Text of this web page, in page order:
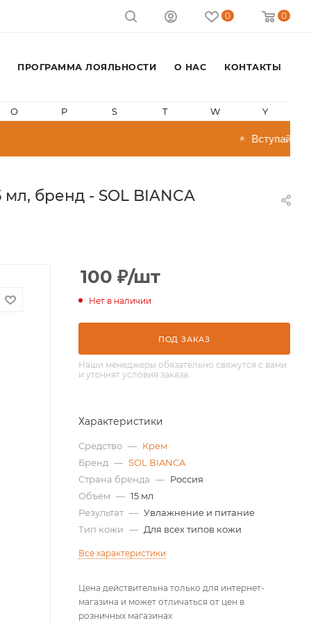
0 0
ПРОГРАММА ЛОЯЛЬНОСТИ О НАС КОНТАКТЫ
O P S T W Y
Вступай в
бренд - SOL BIANCA
100 ₽/шт
Нет в наличии
ПОД ЗАКАЗ
Наши менеджеры обязательно свяжутся с вами
и уточнят условия заказа
Характеристики
Средство — Крем
Бренд — SOL BIANCA
Страна бренда — Россия
Объем — 15 мл
Результат — Увлажнение и питание
Тип кожи — Для всех типов кожи
Все характеристики
Цена действительна только для интернет-
магазина и может отличаться от цен в
розничных магазинах